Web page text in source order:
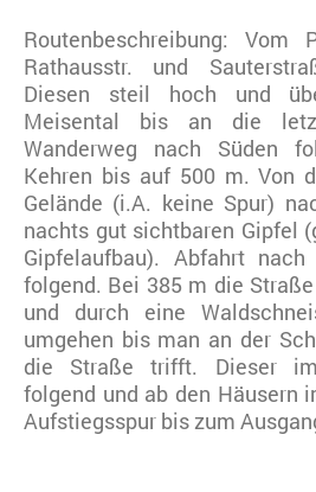
Routenbeschreibung: Vom
Rathausstr. und
Diesen steil hoch und
Meisental bis an die
Wanderweg nach Süden
Kehren bis auf 500 m. Von
Gelände (i.A. keine Spur)
nachts gut sichtbaren Gipfel
Gipfelaufbau). Abfahrt
folgend. Bei 385 m die
und durch eine
umgehen bis man an der
die Straße trifft. Dieser
folgend und ab den Häusern
Aufstiegsspur bis zum